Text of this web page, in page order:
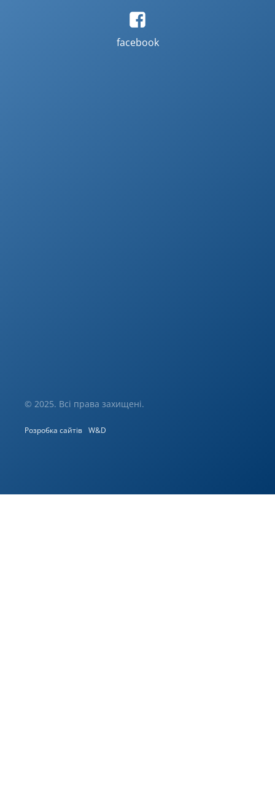
facebook
© 2025. Всі права захищені.
Розробка сайтів W&D